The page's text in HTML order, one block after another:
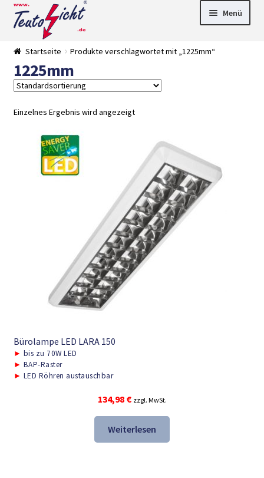
Zur
Navigation
springen
Springe
zum
Menü
►
Versandarten
► Zahlarten
Startseite Produkte verschlagwortet mit „1225mm“
1225mm
Einzelnes Ergebnis wird angezeigt
Bürolampe LED LARA 150
► bis zu 70W LED
► BAP-Raster
► LED Röhren austauschbar
134,98 € zzgl. MwSt.
Weiterlesen